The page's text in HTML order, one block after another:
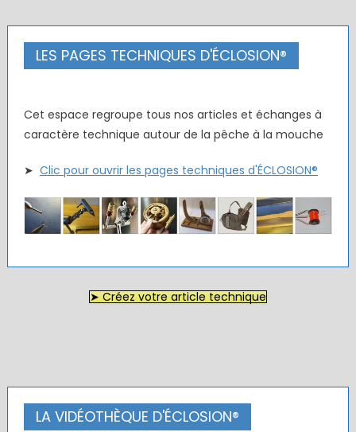
LES PAGES TECHNIQUES D'ÉCLOSION®
Cet espace regroupe tous nos articles et échanges à
caractère technique autour de la pêche à la mouche
➤ Clic pour ouvrir les pages techniques d'ÉCLOSION®
➤ Créez votre article technique
LA VIDÉOTHÈQUE D'ÉCLOSION®